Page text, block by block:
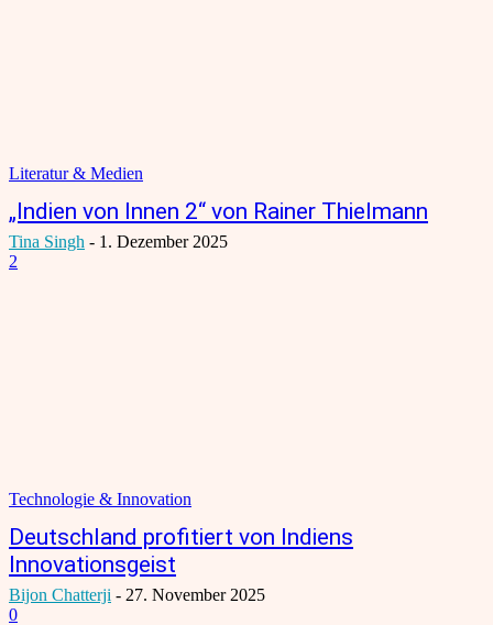
Literatur & Medien
„Indien von Innen 2“ von Rainer Thielmann
Tina Singh - 1. Dezember 2025
2
Technologie & Innovation
Deutschland profitiert von Indiens
Innovationsgeist
Bijon Chatterji - 27. November 2025
0